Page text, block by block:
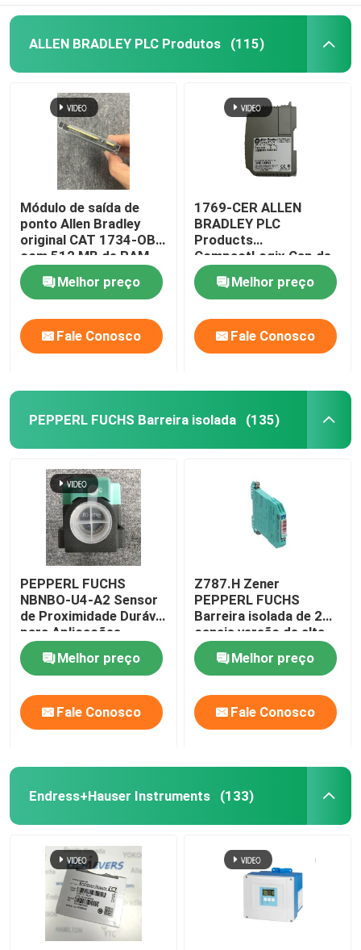
ALLEN BRADLEY PLC Produtos (115)
Módulo de saída de
ponto Allen Bradley
original CAT 1734-OB4
com 512 MB de RAM
Melhor preço
Fale Conosco
1769-CER ALLEN
BRADLEY PLC
Products
CompactLogix Cap de
ponta direita
Melhor preço
Fale Conosco
PEPPERL FUCHS Barreira isolada (135)
PEPPERL FUCHS
NBNBO-U4-A2 Sensor
de Proximidade Durável
para Aplicações
Industriais do Vietnã
Melhor preço
Fale Conosco
Z787.H Zener
PEPPERL FUCHS
Barreira isolada de 2
canais versão de alta
potência
Melhor preço
Fale Conosco
Endress+Hauser Instruments (133)